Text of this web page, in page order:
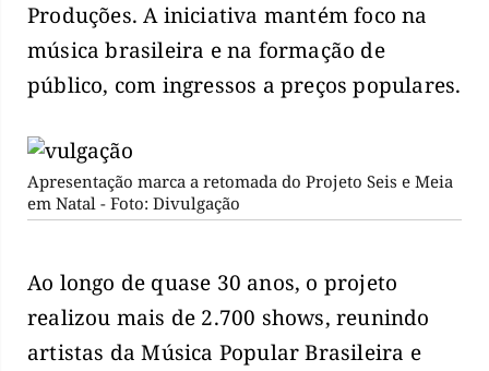
Produções. A iniciativa mantém foco na
música brasileira e na formação de
público, com ingressos a preços populares.
Apresentação marca a retomada do Projeto Seis e Meia
em Natal - Foto: Divulgação
Ao longo de quase 30 anos, o projeto
realizou mais de 2.700 shows, reunindo
artistas da Música Popular Brasileira e